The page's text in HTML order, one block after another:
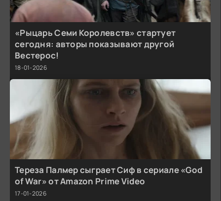
«Рыцарь Семи Королевств» стартует
сегодня: авторы показывают другой
Вестерос!
18-01-2026
Тереза Палмер сыграет Сиф в сериале «God
of War» от Amazon Prime Video
17-01-2026